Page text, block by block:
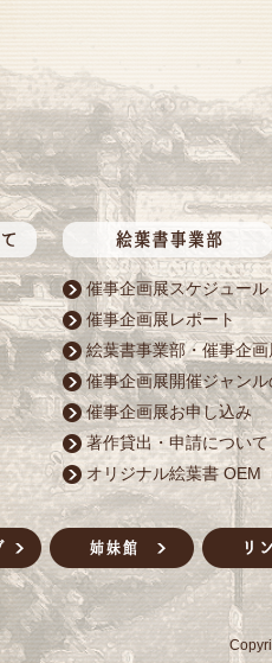
催事企画展スケジュール
催事企画展レポート
絵葉書事業部・催事企
催事企画展開催ジャン
催事企画展お申し込み
著作貸出・申請について
オリジナル絵葉書 OEM